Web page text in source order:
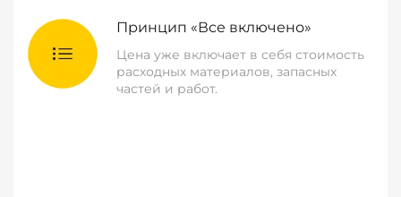
Принцип «Все включено»
Цена уже включает в себя стоимость
расходных материалов, запасных
частей и работ.